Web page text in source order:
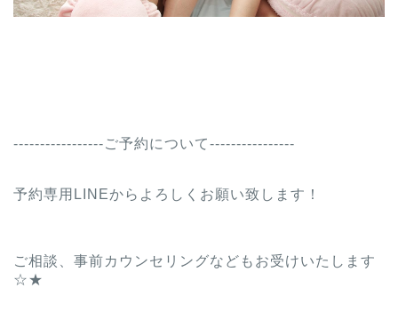
-----------------ご予約について----------------
予約専用LINEからよろしくお願い致します！
ご相談、事前カウンセリングなどもお受けいたします
☆★